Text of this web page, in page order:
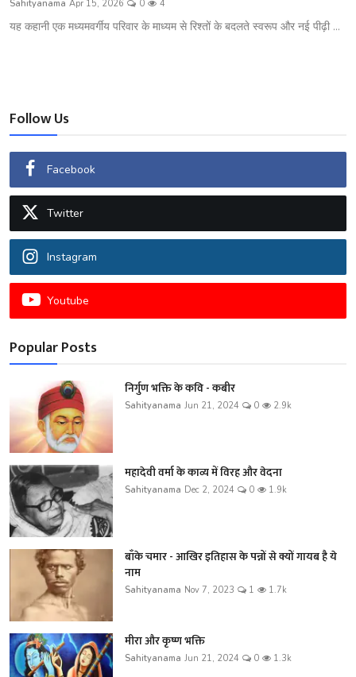
शख्सियत
उपन्यास
सिनेमा
शायरी
ग़ज़ल
Sahityanama Apr 15, 2026 0 4
यह कहानी एक मध्यमवर्गीय परिवार के माध्यम से रिश्तों के बदलते स्वरूप और नई पीढ़ी ...
Follow Us
Facebook
Twitter
Instagram
Youtube
Popular Posts
निर्गुण भक्ति के कवि - कबीर
Sahityanama Jun 21, 2024 0 2.9k
महादेवी वर्मा के काव्य में विरह और वेदना
Sahityanama Dec 2, 2024 0 1.9k
बाँके चमार - आखिर इतिहास के पन्नों से क्यों गायब है ये
नाम
Sahityanama Nov 7, 2023 1 1.7k
मीरा और कृष्ण भक्ति
Sahityanama Jun 21, 2024 0 1.3k